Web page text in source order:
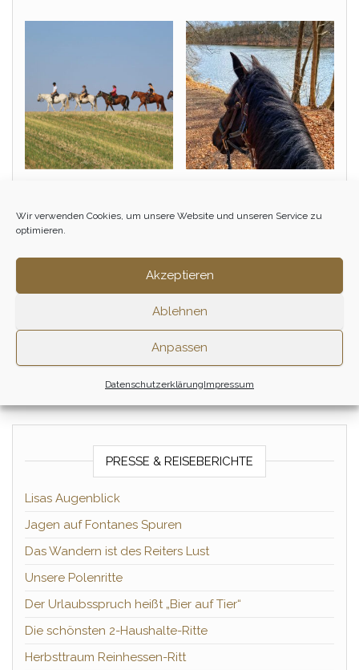
Wir verwenden Cookies, um unsere Website und unseren Service zu
optimieren.
Akzeptieren
Ablehnen
Anpassen
DatenschutzerklärungImpressum
Wiedereinsteiger Tagesritt
– September
155,00€
PRESSE & REISEBERICHTE
Lisas Augenblick
Jagen auf Fontanes Spuren
Das Wandern ist des Reiters Lust
Unsere Polenritte
Der Urlaubsspruch heißt „Bier auf Tier“
Die schönsten 2-Haushalte-Ritte
Herbsttraum Reinhessen-Ritt